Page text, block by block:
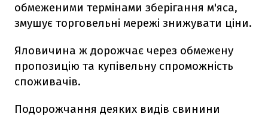
обмеженими термінами зберігання м'яса,
змушує торговельні мережі знижувати ціни.
Яловичина ж дорожчає через обмежену
пропозицію та купівельну спроможність
споживачів.
Подорожчання деяких видів свинини